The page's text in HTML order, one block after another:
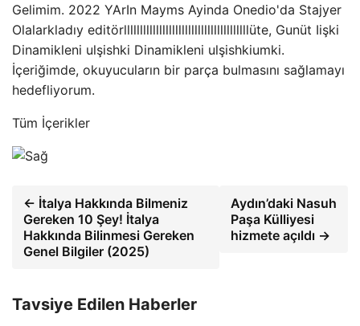
Gelimim. 2022 YArIn Mayms Ayinda Onedio'da Stajyer
Olalarkladıy editörlllllllllllllllllllllllllllllllllllllllüte, Gunüt Iişki
Dinamikleni ulşishki Dinamikleni ulşishkiumki.
İçeriğimde, okuyucuların bir parça bulmasını sağlamayı
hedefliyorum.
Tüm İçerikler
← İtalya Hakkında Bilmeniz
Gereken 10 Şey! İtalya
Hakkında Bilinmesi Gereken
Genel Bilgiler (2025)
Aydın’daki Nasuh
Paşa Külliyesi
hizmete açıldı →
Tavsiye Edilen Haberler